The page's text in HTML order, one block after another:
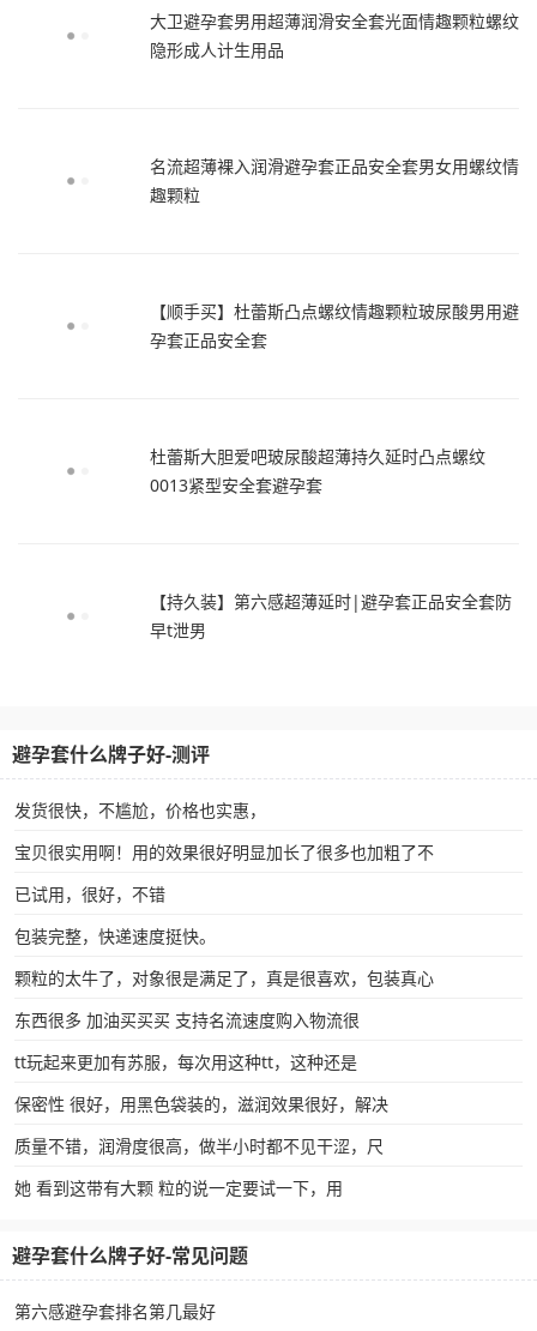
大卫避孕套男用超薄润滑安全套光面情趣颗粒螺纹
隐形成人计生用品
名流超薄裸入润滑避孕套正品安全套男女用螺纹情
趣颗粒
【顺手买】杜蕾斯凸点螺纹情趣颗粒玻尿酸男用避
孕套正品安全套
杜蕾斯大胆爱吧玻尿酸超薄持久延时凸点螺纹
0013紧型安全套避孕套
【持久装】第六感超薄延时|避孕套正品安全套防
早t泄男
避孕套什么牌子好-测评
发货很快，不尴尬，价格也实惠，
宝贝很实用啊！用的效果很好明显加长了很多也加粗了不
已试用，很好，不错
包装完整，快递速度挺快。
颗粒的太牛了，对象很是满足了，真是很喜欢，包装真心
东西很多 加油买买买 支持名流速度购入物流很
tt玩起来更加有苏服，每次用这种tt，这种还是
保密性 很好，用黑色袋装的，滋润效果很好，解决
质量不错，润滑度很高，做半小时都不见干涩，尺
她 看到这带有大颗 粒的说一定要试一下，用
避孕套什么牌子好-常见问题
第六感避孕套排名第几最好